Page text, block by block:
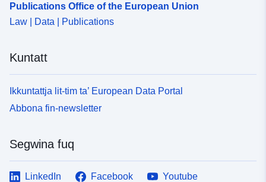
Publications Office of the European Union
Law | Data | Publications
Kuntatt
Ikkuntattja lit-tim ta’ European Data Portal
Abbona fin-newsletter
Segwina fuq
LinkedIn Facebook
Youtube